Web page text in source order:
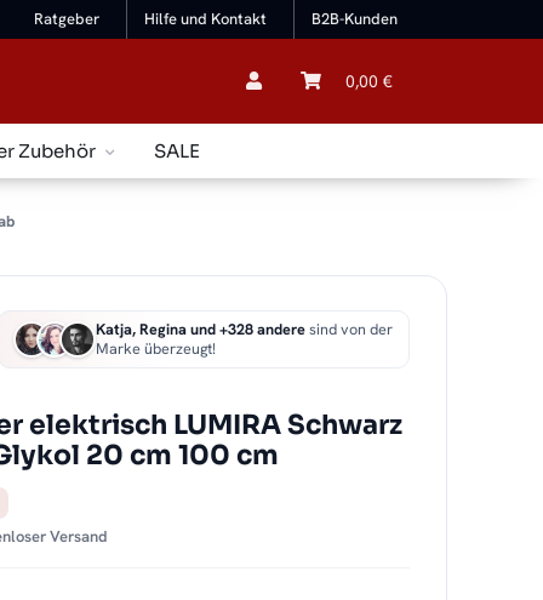
Ratgeber Hilfe und Kontakt B2B-Kunden
0,00 €
Zubehör SALE
Katja, Regina und +328 anderesind von der
Marke überzeugt!
elektrisch LUMIRA Schwarz
20 cm 100 cm
Versand